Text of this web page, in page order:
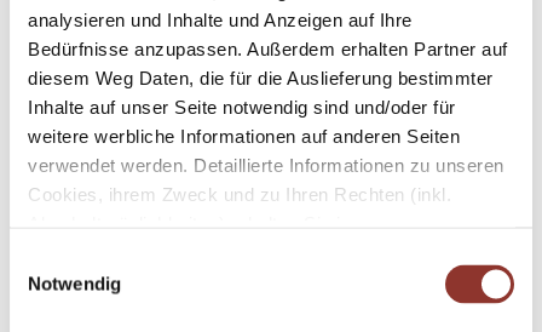
analysieren und Inhalte und Anzeigen auf Ihre
Bedürfnisse anzupassen. Außerdem erhalten Partner auf
diesem Weg Daten, die für die Auslieferung bestimmter
Inhalte auf unser Seite notwendig sind und/oder für
weitere werbliche Informationen auf anderen Seiten
verwendet werden. Detaillierte Informationen zu unseren
Cookies, ihrem Zweck und zu Ihren Rechten (inkl.
Mithilfe des Browser-Add-ons zur Deaktivierung von
Notwendig
Bei Neubelegung fällt lediglich eine
Gebühr von 10 % an.
5.a) Der Anbieter von „Urlaub auf dem
Bauernhof“ ist nach Treu und Glauben
Ferienwohnungen nach Möglichkeit